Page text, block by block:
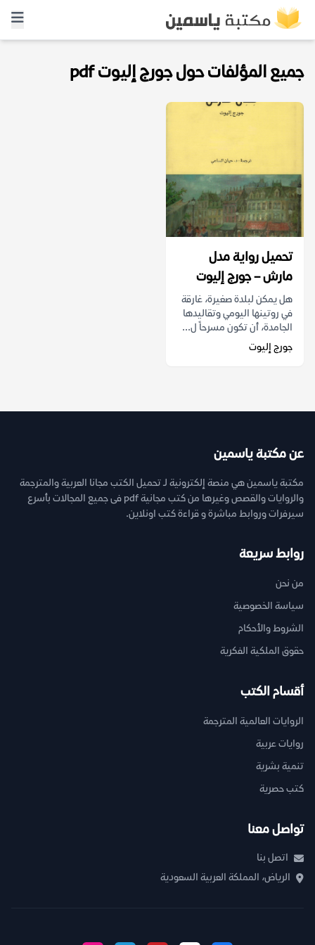
جميع المؤلفات حول جورج إليوت pdf
تحميل رواية مدل
مارش – جورج إليوت
هل يمكن لبلدة صغيرة، غارقة
في روتينها اليومي وتقاليدها
الجامدة، أن تكون مسرحاً ل...
جورج إليوت
عن مكتبة ياسمين
مكتبة ياسمين هي منصة إلكترونية لـ تحميل الكتب مجانا العربية والمترجمة
والروايات والقصص وغيرها من كتب مجانية pdf فى جميع المجالات بأسرع
سيرفرات وروابط مباشرة و قراءة كتب اونلاين.
روابط سريعة
من نحن
سياسة الخصوصية
الشروط والأحكام
حقوق الملكية الفكرية
أقسام الكتب
الروايات العالمية المترجمة
روايات عربية
تنمية بشرية
كتب حصرية
تواصل معنا
اتصل بنا
الرياض، المملكة العربية السعودية